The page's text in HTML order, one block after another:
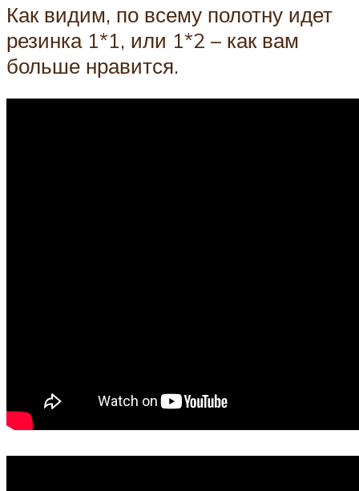
Как видим, по всему полотну идет
резинка 1*1, или 1*2 – как вам
больше нравится.